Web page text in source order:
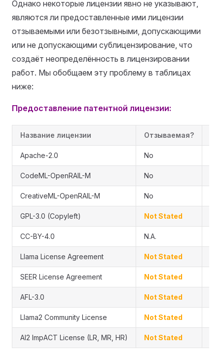
Однако некоторые лицензии явно не указывают,
являются ли предоставленные ими лицензии
отзываемыми или безотзывными, допускающими
или не допускающими сублицензирование, что
создаёт неопределённость в лицензировании
работ. Мы обобщаем эту проблему в таблицах
ниже:
Предоставление патентной лицензии:
Название лицензии Отзываемая?
Apache-2.0 No
CodeML-OpenRAIL-M No
CreativeML-OpenRAIL-M No
GPL-3.0 (Copyleft) Not Stated
CC-BY-4.0 N.A.
Llama License Agreement Not Stated
SEER License Agreement Not Stated
AFL-3.0 Not Stated
Llama2 Community License Not Stated
AI2 ImpACT License (LR, MR, HR) Not Stated